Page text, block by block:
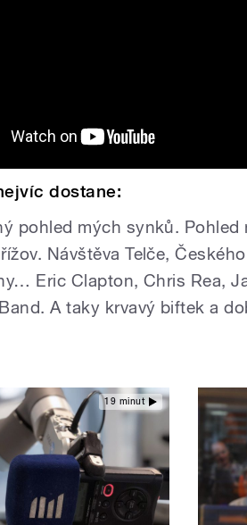
dostane:
pohled mých synků. Pohled
Návštěva Telče,
Eric Clapton, Chris Rea,
A taky krvavý biftek a
19 minut